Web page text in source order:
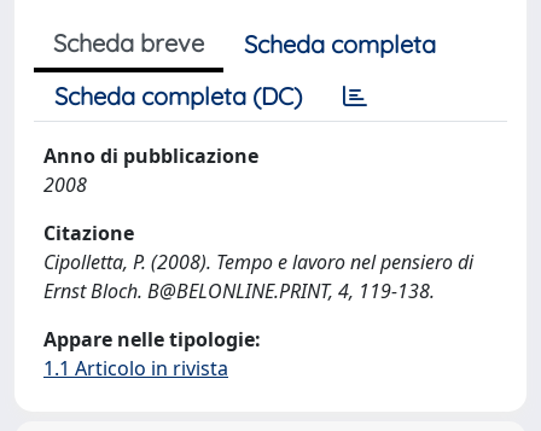
Scheda breve
Scheda completa
Scheda completa (DC)
Anno di pubblicazione
2008
Citazione
Cipolletta, P. (2008). Tempo e lavoro nel pensiero di
Ernst Bloch. B@BELONLINE.PRINT, 4, 119-138.
Appare nelle tipologie:
1.1 Articolo in rivista